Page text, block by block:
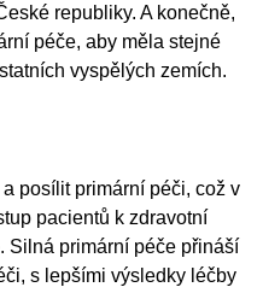
republiky. A konečně,
péče, aby měla stejné
vyspělých zemích.
posílit primární péči, což v
pacientů k zdravotní
Silná primární péče přináší
s lepšími výsledky léčby